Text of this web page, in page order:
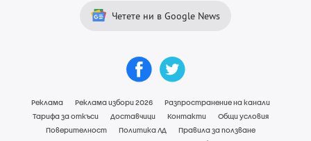
Четете ни в Google News
Реклама Реклама избори 2026
Разпространение на канали
Тарифа за откъси
Доставчици Контакти
Общи условия
Поверителност
Политика ЛД
Правила за ползване